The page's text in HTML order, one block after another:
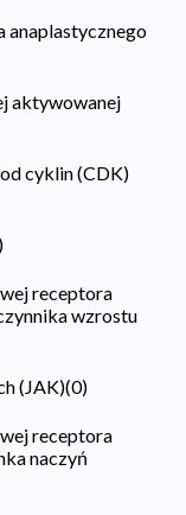
anaplastycznego
aktywowanej
cyklin (CDK)
receptora
wzrostu
(JAK)(0)
receptora
naczyń